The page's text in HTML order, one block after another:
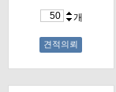
개
견적의뢰